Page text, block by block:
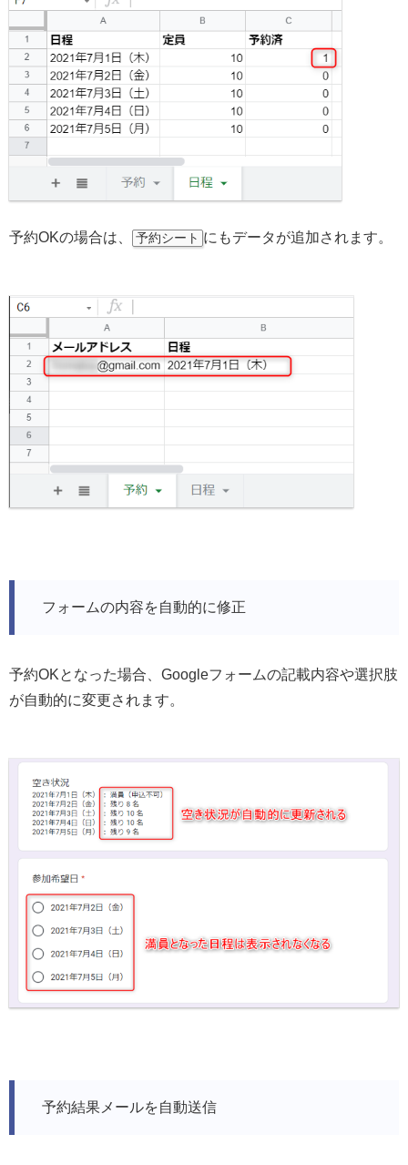
予約OKの場合は、 予約シート にもデータが追加されます。
フォームの内容を自動的に修正
予約OKとなった場合、Googleフォームの記載内容や選択肢
が自動的に変更されます。
予約結果メールを自動送信